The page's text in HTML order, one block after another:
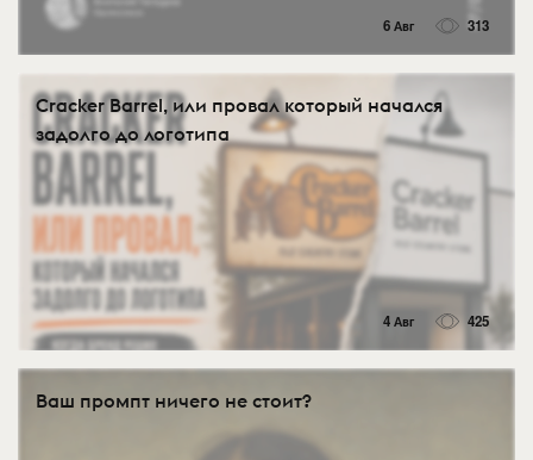
6 Авг 313
Cracker Barrel, или провал который начался
задолго до логотипа
4 Авг 425
Ваш промпт ничего не стоит?